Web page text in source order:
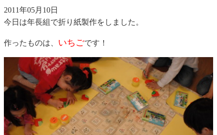
2011年05月10日
今日は年長組で折り紙製作をしました。
作ったものは、 いちごです！